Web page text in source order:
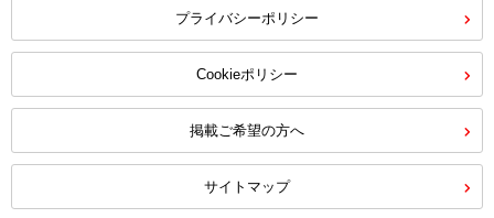
プライバシーポリシー
Cookieポリシー
掲載ご希望の方へ
サイトマップ